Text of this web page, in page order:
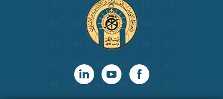
15
16
21
22
27
28
32
35
38
39
40
41